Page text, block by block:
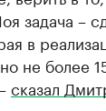
задача –
в
не более
сказал